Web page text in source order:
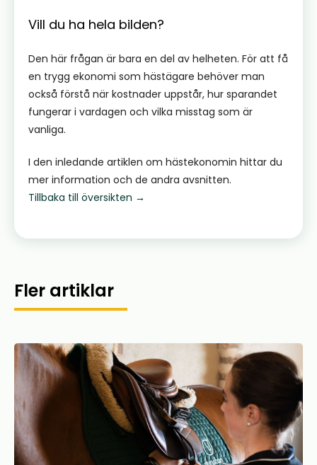
Vill du ha hela bilden?
Den här frågan är bara en del av helheten. För att få
en trygg ekonomi som hästägare behöver man
också förstå när kostnader uppstår, hur sparandet
fungerar i vardagen och vilka misstag som är
vanliga.
I den inledande artiklen om hästekonomin hittar du
mer information och de andra avsnitten.
Tillbaka till översikten →
Fler artiklar